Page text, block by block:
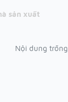
sản xuất
Nội dung trống